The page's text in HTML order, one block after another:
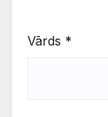
Vārds *